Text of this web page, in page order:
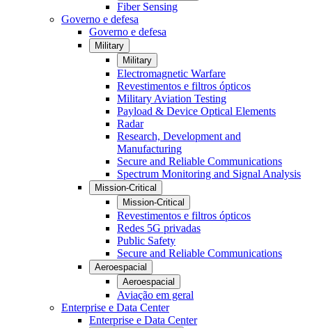
Fiber Sensing
Governo e defesa
Governo e defesa
Military
Military
Electromagnetic Warfare
Revestimentos e filtros ópticos
Military Aviation Testing
Payload & Device Optical Elements
Radar
Research, Development and
Manufacturing
Secure and Reliable Communications
Spectrum Monitoring and Signal Analysis
Mission-Critical
Mission-Critical
Revestimentos e filtros ópticos
Redes 5G privadas
Public Safety
Secure and Reliable Communications
Aeroespacial
Aeroespacial
Aviação em geral
Enterprise e Data Center
Enterprise e Data Center